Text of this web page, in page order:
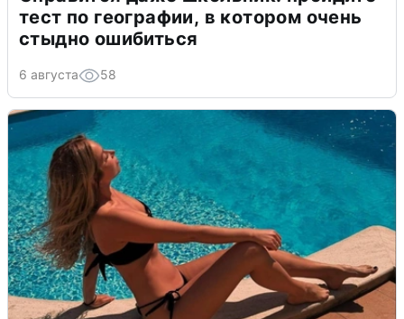
тест по географии, в котором очень
стыдно ошибиться
6 августа 58